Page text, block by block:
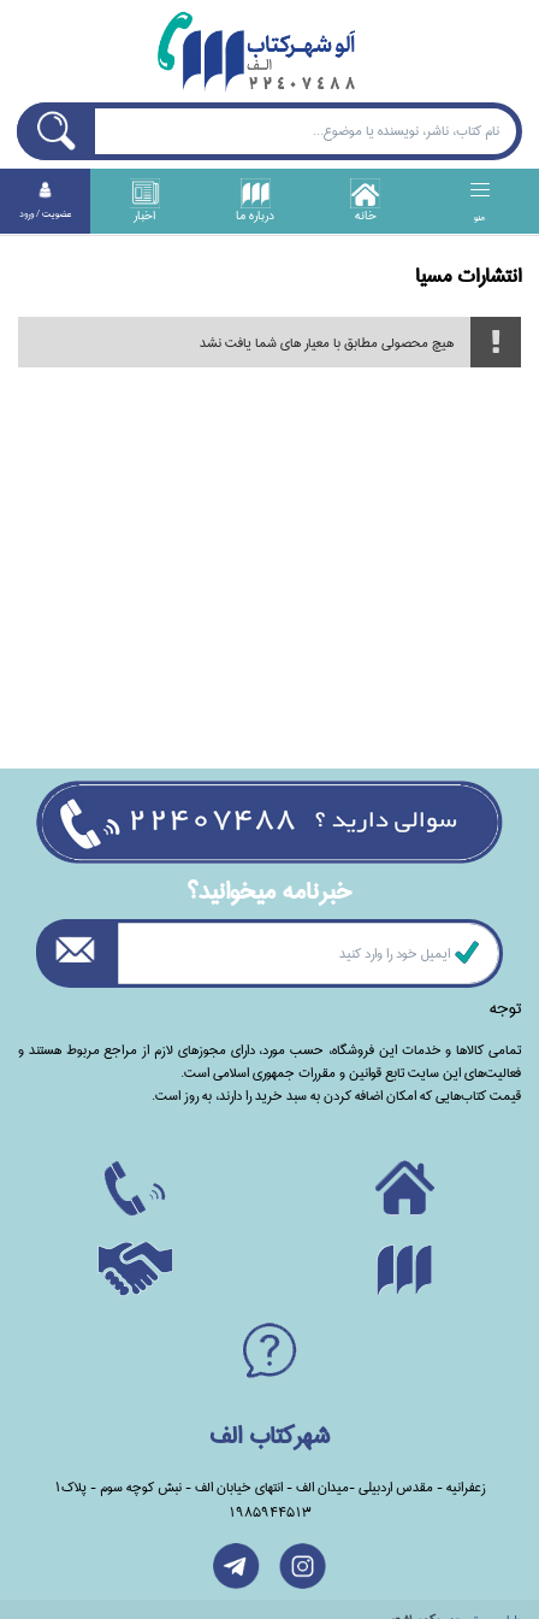
منو خانه درباره ما اخبار عضويت / ورود
انتشارات مسيا
هیچ محصولی مطابق با معیار های شما یافت نشد
خبرنامه ميخوانيد؟
توجه
تمامی‌ کالاها و خدمات این فروشگاه، حسب مورد،‌ دارای مجوزهای لازم از مراجع مربوط هستند ‌و‌‌
فعالیت‌های این سایت تابع قوانین و مقررات جمهوری اسلامی است.
قیمت کتاب‌هایی که امکان اضافه کردن به سبد خرید را دارند،‌ به روز است.
شهرکتاب الف
زعفرانیه - مقدس اردبیلی -میدان الف - انتهای خیابان الف - نبش کوچه سوم - پلاک1
1985944513